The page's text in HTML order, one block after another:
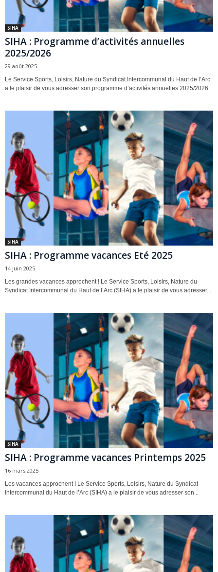
SIHA
SIHA : Programme d’activités annuelles
2025/2026
29 août 2025
Le Service Sports, Loisirs, Nature du Syndicat Intercommunal du Haut de l’Arc
a le plaisir de vous adresser son programme d’activités annuelles 2025/2026.
SIHA
SIHA : Programme vacances Eté 2025
14 juin 2025
Les grandes vacances approchent ! Le Service Sports, Loisirs, Nature du
Syndicat Intercommunal du Haut de l’Arc (SIHA) a le plaisir de vous adresser...
SIHA
SIHA : Programme vacances Printemps 2025
16 mars 2025
Les vacances approchent ! Le Service Sports, Loisirs, Nature du Syndicat
Intercommunal du Haut de l’Arc (SIHA) a le plaisir de vous adresser son...